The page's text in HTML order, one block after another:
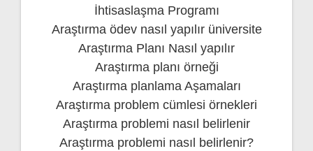
İhtisaslaşma Programı
Araştırma ödev nasıl yapılır üniversite
Araştırma Planı Nasıl yapılır
Araştırma planı örneği
Araştırma planlama Aşamaları
Araştırma problem cümlesi örnekleri
Araştırma problemi nasıl belirlenir
Araştırma problemi nasıl belirlenir?